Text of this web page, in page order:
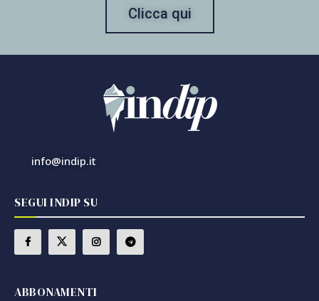
Clicca qui
info@indip.it
SEGUI INDIP SU
ABBONAMENTI